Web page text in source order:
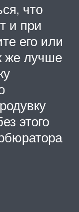
что
и при
его или
же лучше
этого